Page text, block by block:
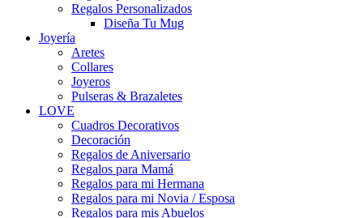
Regalos Personalizados
Diseña Tu Mug
Joyería
Aretes
Collares
Joyeros
Pulseras & Brazaletes
LOVE
Cuadros Decorativos
Decoración
Regalos de Aniversario
Regalos para Mamá
Regalos para mi Hermana
Regalos para mi Novia / Esposa
Regalos para mis Abuelos